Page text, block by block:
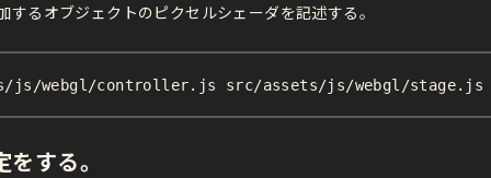
するオブジェクトのピクセルシェーダを記述する。
js/webgl/controller.js src/assets/js/webgl/
する。